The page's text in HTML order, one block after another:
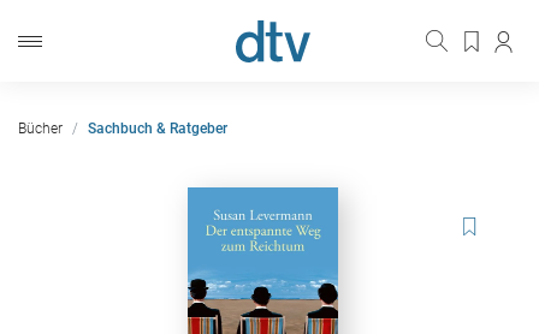
Bücher Sachbuch & Ratgeber